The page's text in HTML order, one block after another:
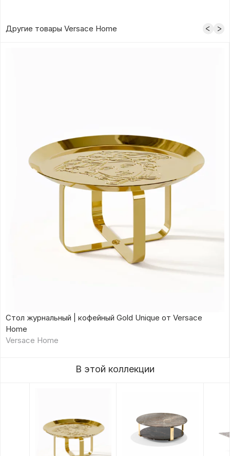
Другие товары Versace Home
Стол журнальный | кофейный Gold Unique от Versace
Home
Versace Home
В этой коллекции